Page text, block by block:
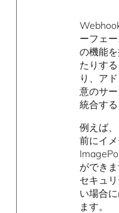
ーフェ
の機能
たりす
り、ア
意のサ
統合する
例えば
前にイ
ができ
セキュ
い場合
ます。